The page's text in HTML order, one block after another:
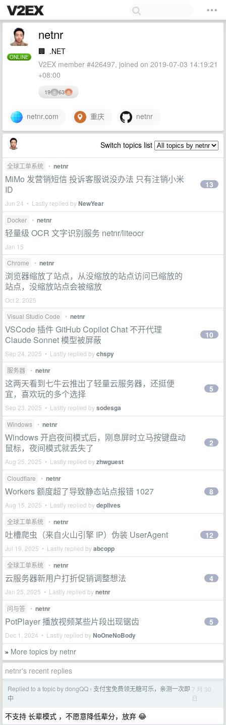
ONLINE
netnr
🏢 .NET
V2EX member #426497, joined on 2019-07-03 14:19:21
+08:00
19 63
netnr.com 重庆 netnr
Switch topics list
全球工单系统 • netnr
MiMo 发营销短信 投诉客服说没办法 只有注销小米
ID
Jun 24 • Lastly replied byNewYear
13
Docker • netnr
轻量级 OCR 文字识别服务 netnr/liteocr
Jan 15
Chrome
• netnr
浏览器缩放了站点，从没缩放的站点访问已缩放的
站点，没缩放站点会被缩放
Oct 2, 2025
Visual Studio Code
• netnr
VSCode 插件 GitHub Copilot Chat 不开代理
Claude Sonnet 模型被屏蔽
Sep 24, 2025 • Lastly replied bychspy
10
服务器 • netnr
这两天看到七牛云推出了轻量云服务器，还挺便
宜，喜欢玩的多个选择
Sep 23, 2025 • Lastly replied bysodesga
5
Windows • netnr
Windows 开启夜间模式后，刚息屏时立马按键盘动
鼠标，夜间模式就丢失了
Aug 25, 2025 • Lastly replied byzhwguest
2
Cloudflare • netnr
Workers 额度超了导致静态站点报错 1027
Aug 15, 2025 • Lastly replied bydeplives
8
全球工单系统 • netnr
吐槽爬虫（来自火山引擎 IP）伪装 UserAgent
Jul 19, 2025 • Lastly replied byabcopp
12
全球工单系统 • netnr
云服务器新用户打折促销调整想法
Jan 25, 2025 • Lastly replied bynetnr
4
问与答 • netnr
PotPlayer 播放视频某些片段出现锯齿
Dec 1, 2024 • Lastly replied byNoOneNoBody
5
» More topics by netnr
netnr's recent replies
Replied to a topic by dongQQ › 支付宝免费领无糖可乐，亲测一次即
中
7 月 30
日
不支持 长辈模式 ，不愿意降低辈分，放弃 😂